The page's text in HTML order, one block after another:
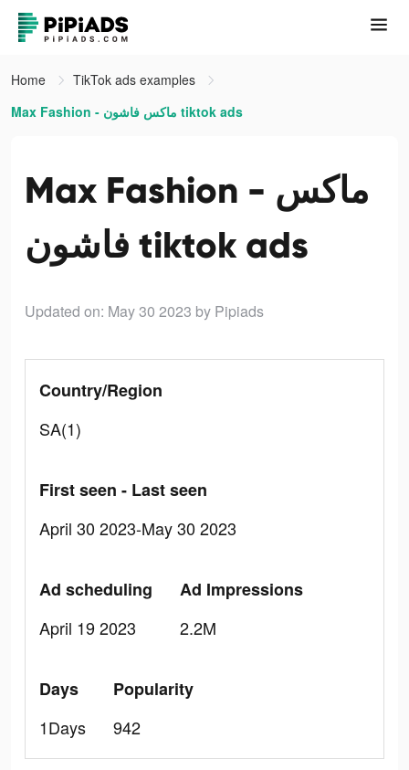
Home
TikTok ads examples
Max Fashion - ماكس فاشون tiktok ads
Max Fashion - ماكس
فاشون tiktok ads
Updated on: May 30 2023 by Pipiads
Country/Region
SA(1)
First seen - Last seen
April 30 2023-May 30 2023
Ad scheduling
April 19 2023
Ad Impressions
2.2M
Days
1Days
Popularity
942